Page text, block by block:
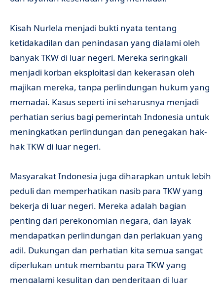
Kisah Nurlela menjadi bukti nyata tentang
ketidakadilan dan penindasan yang dialami oleh
banyak TKW di luar negeri. Mereka seringkali
menjadi korban eksploitasi dan kekerasan oleh
majikan mereka, tanpa perlindungan hukum yang
memadai. Kasus seperti ini seharusnya menjadi
perhatian serius bagi pemerintah Indonesia untuk
meningkatkan perlindungan dan penegakan hak-
hak TKW di luar negeri.
Masyarakat Indonesia juga diharapkan untuk lebih
peduli dan memperhatikan nasib para TKW yang
bekerja di luar negeri. Mereka adalah bagian
penting dari perekonomian negara, dan layak
mendapatkan perlindungan dan perlakuan yang
adil. Dukungan dan perhatian kita semua sangat
diperlukan untuk membantu para TKW yang
mengalami kesulitan dan penderitaan di luar